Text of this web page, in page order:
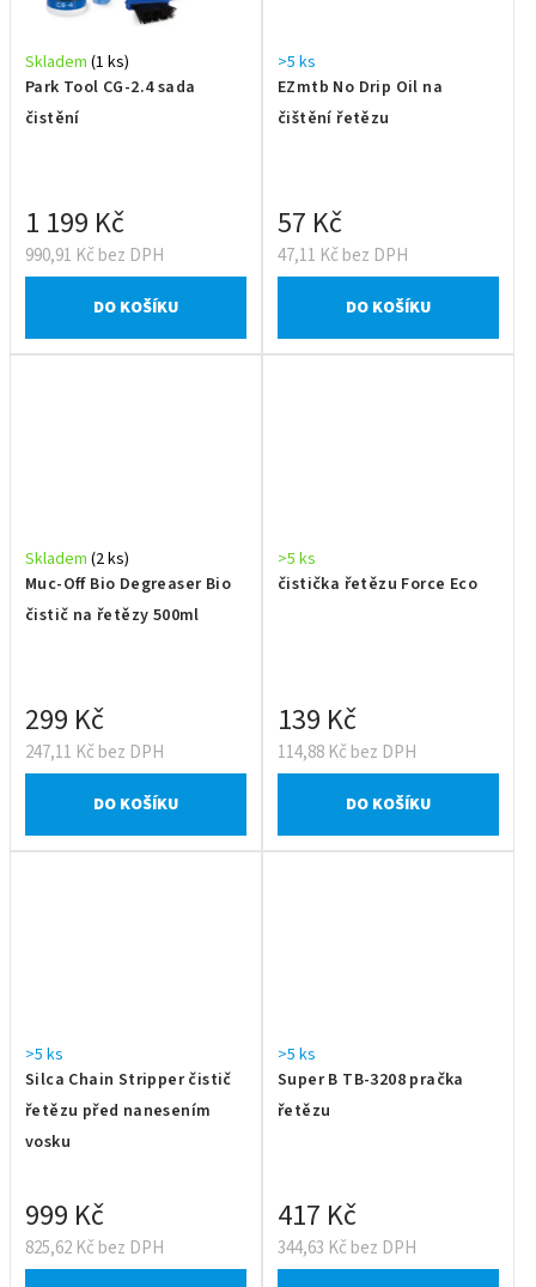
Park Tool CG-2.4 sada
čistění
Skladem (1 ks)
990,91 Kč bez DPH
1 199 Kč
DO KOŠÍKU
EZmtb No Drip Oil na
čištění řetězu
>5 ks
47,11 Kč bez DPH
57 Kč
DO KOŠÍKU
Muc-Off Bio Degreaser Bio
čistič na řetězy 500ml
Skladem (2 ks)
247,11 Kč bez DPH
299 Kč
DO KOŠÍKU
čistička řetězu Force Eco
>5 ks
114,88 Kč bez DPH
139 Kč
DO KOŠÍKU
Silca Chain Stripper čistič
řetězu před nanesením
vosku
>5 ks
825,62 Kč bez DPH
999 Kč
Super B TB-3208 pračka
řetězu
>5 ks
344,63 Kč bez DPH
417 Kč